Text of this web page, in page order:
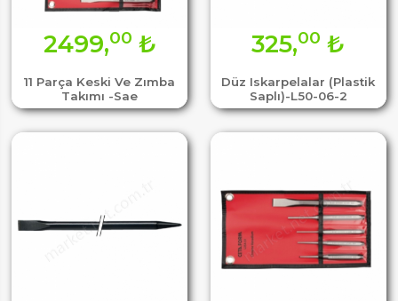
11 Parça Keski Ve Zımba
Takımı -Sae
2499,00 ₺
Düz Iskarpelalar (Plastik
Saplı)-L50-06-2
325,00 ₺